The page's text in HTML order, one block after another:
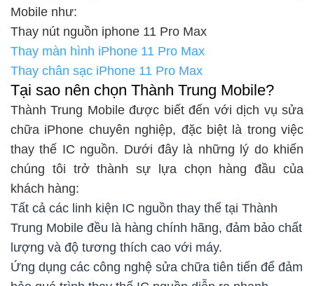
Mobile như:
Thay nút nguồn iphone 11 Pro Max
Thay màn hình iPhone 11 Pro Max
Thay chân sạc iPhone 11 Pro Max
Tại sao nên chọn Thành Trung Mobile?
Thành Trung Mobile được biết đến với dịch vụ sửa
chữa iPhone chuyên nghiệp, đặc biệt là trong việc
thay thế IC nguồn. Dưới đây là những lý do khiến
chúng tôi trở thành sự lựa chọn hàng đầu của
khách hàng:
Tất cả các linh kiện IC nguồn thay thế tại Thành
Trung Mobile đều là hàng chính hãng, đảm bảo chất
lượng và độ tương thích cao với máy.
Ứng dụng các công nghệ sửa chữa tiên tiến để đảm